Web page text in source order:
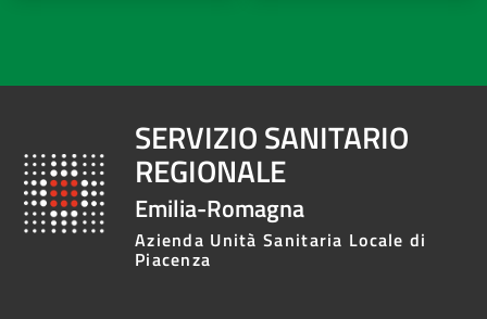
SERVIZIO SANITARIO
REGIONALE
Emilia-Romagna
Azienda Unità Sanitaria Locale di
Piacenza